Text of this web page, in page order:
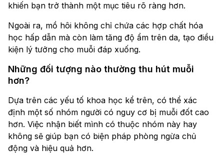
khiến bạn trở thành một mục tiêu rõ ràng hơn.
Ngoài ra, mồ hôi không chỉ chứa các hợp chất hóa
học hấp dẫn mà còn làm tăng độ ẩm trên da, tạo điều
kiện lý tưởng cho muỗi đáp xuống.
Những đối tượng nào thường thu hút muỗi
hơn?
Dựa trên các yếu tố khoa học kể trên, có thể xác
định một số nhóm người có nguy cơ bị muỗi đốt cao
hơn. Việc nhận biết mình có thuộc nhóm này hay
không sẽ giúp bạn có biện pháp phòng ngừa chủ
động và hiệu quả hơn.